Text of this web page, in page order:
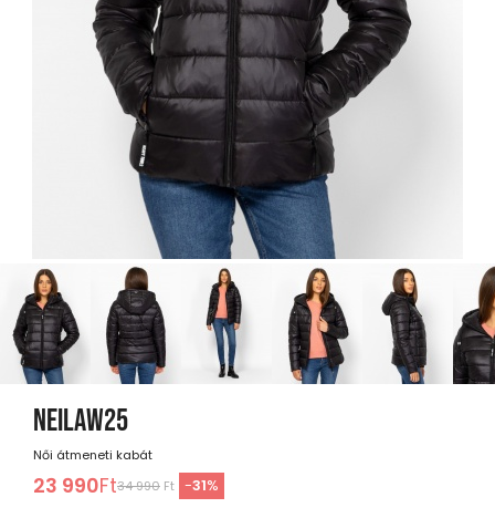
NEILAW25
Női átmeneti kabát
23 990Ft34 990 Ft -31%